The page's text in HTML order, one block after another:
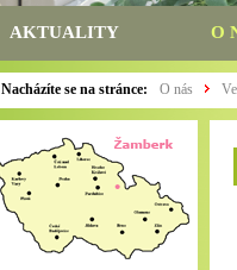
AKTUALITY O
Nacházíte se na stránce: O nás